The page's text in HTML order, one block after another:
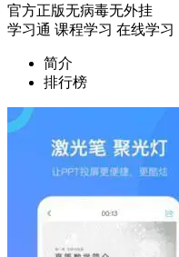
官方正版无病毒无外挂
学习通 课程学习 在线学习
简介
排行榜